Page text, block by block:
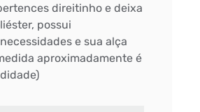
direitinho e deixa
possui
e sua alça
aproximadamente é